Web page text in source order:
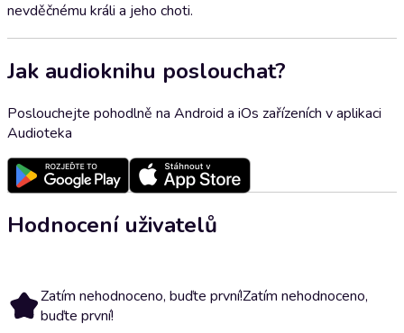
nevděčnému králi a jeho choti.
Jak audioknihu poslouchat?
Poslouchejte pohodlně na Android a iOs zařízeních v aplikaci
Audioteka
Hodnocení uživatelů
Zatím nehodnoceno, buďte první!Zatím nehodnoceno,
buďte první!